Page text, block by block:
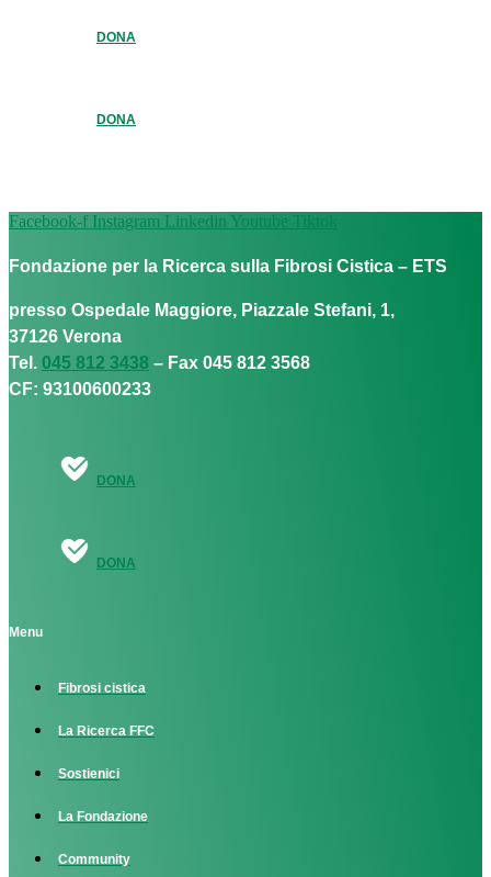
DONA
DONA
Facebook-f Instagram Linkedin Youtube Tiktok
Fondazione per la Ricerca sulla Fibrosi Cistica – ETS
presso Ospedale Maggiore, Piazzale Stefani, 1,
37126 Verona
Tel. 045 812 3438 – Fax 045 812 3568
CF: 93100600233
DONA
DONA
Menu
Fibrosi cistica
La Ricerca FFC
Sostienici
La Fondazione
Community